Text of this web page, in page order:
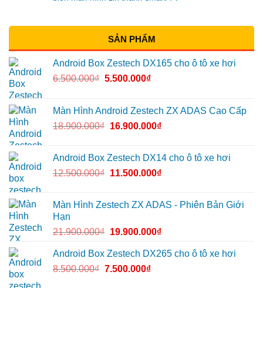
SẢN PHẨM
Android Box Zestech DX165 cho ô tô xe hơi
6.500.000₫ 5.500.000₫
Màn Hình Android Zestech ZX ADAS Cao Cấp
18.900.000₫ 16.900.000₫
Android Box Zestech DX14 cho ô tô xe hơi
12.500.000₫ 11.500.000₫
Màn Hình Zestech ZX ADAS - Phiên Bản Giới
Hạn
21.900.000₫ 19.900.000₫
Android Box Zestech DX265 cho ô tô xe hơi
8.500.000₫ 7.500.000₫